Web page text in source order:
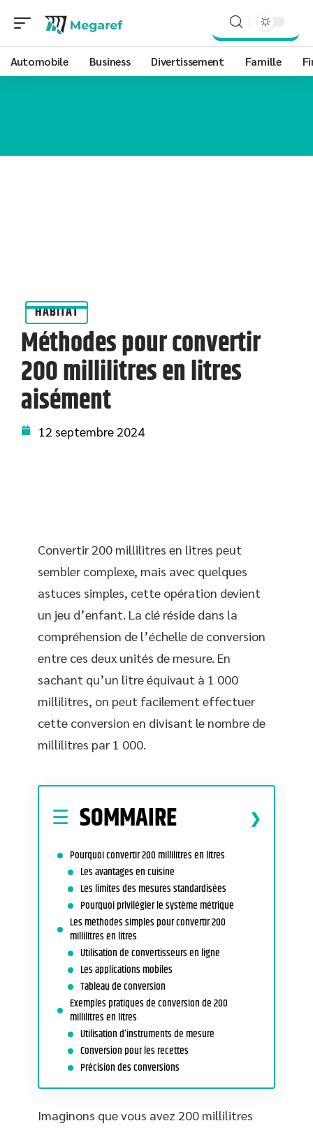
Automobile Business Divertissement Famille
HABITAT
Méthodes pour convertir
200 millilitres en litres
aisément
12 septembre 2024
Convertir 200 millilitres en litres peut
sembler complexe, mais avec quelques
astuces simples, cette opération devient
un jeu d’enfant. La clé réside dans la
compréhension de l’échelle de conversion
entre ces deux unités de mesure. En
sachant qu’un litre équivaut à 1 000
millilitres, on peut facilement effectuer
cette conversion en divisant le nombre de
millilitres par 1 000.
SOMMAIRE
Pourquoi convertir 200 millilitres en litres
Les avantages en cuisine
Les limites des mesures standardisées
Pourquoi privilégier le système métrique
Les méthodes simples pour convertir 200
millilitres en litres
Utilisation de convertisseurs en ligne
Les applications mobiles
Tableau de conversion
Exemples pratiques de conversion de 200
millilitres en litres
Utilisation d’instruments de mesure
Conversion pour les recettes
Précision des conversions
Imaginons que vous avez 200 millilitres